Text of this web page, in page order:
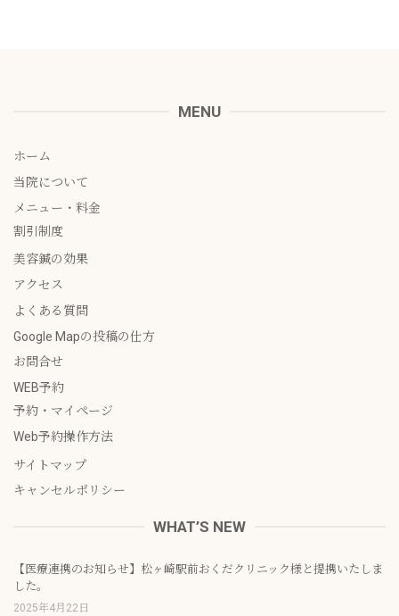
MENU
ホーム
当院について
メニュー・料金
割引制度
美容鍼の効果
アクセス
よくある質問
Google Mapの投稿の仕方
お問合せ
WEB予約
予約・マイページ
Web予約操作方法
サイトマップ
キャンセルポリシー
WHAT’S NEW
【医療連携のお知らせ】松ヶ崎駅前おくだクリニック様と提携いたしま
した。
2025年4月22日